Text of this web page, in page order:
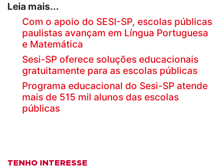
Leia mais...
Com o apoio do SESI-SP, escolas públicas
paulistas avançam em Língua Portuguesa
e Matemática
Sesi-SP oferece soluções educacionais
gratuitamente para as escolas públicas
Programa educacional do Sesi-SP atende
mais de 515 mil alunos das escolas
públicas
TENHO INTERESSE